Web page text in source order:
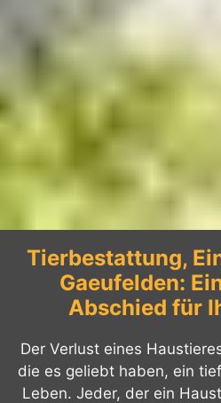
Tierbestattung,
Gaeufelden:
Abschied für
Der Verlust eines
die es geliebt haben, ein
Leben. Jeder, der ein